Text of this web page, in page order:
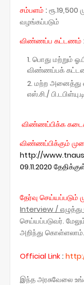
சம்பளம் :
வழங்கப்படும்
விண்ணப்ப கட்டணம்
பொது மற்றும்
விண்ணப்பக்
மற்ற அனைத்து
எஸ்.சி./
விண்ணப்பிக்க
விண்ணப்பிக்கும்
http://
09.11.2020
தேர்வு செய்யப்படும்
Interview / எழுத்து
செய்யப்படுவர்.
அறிந்து கொள்ளலாம்.
OfficialLink:
இந்த அரசுவேலை